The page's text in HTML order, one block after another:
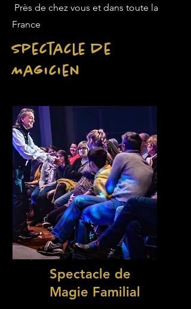
Près de chez vous et dans toute la
France
Spectacle de
Magicien
Spectacle de
Magie Familial